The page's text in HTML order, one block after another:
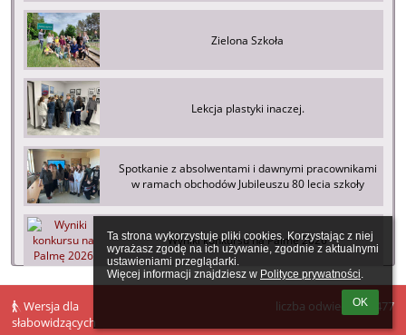
Ta strona wykorzystuje pliki cookies. Korzystając z niej
wyrażasz zgodę na ich używanie, zgodnie z aktualnymi
ustawieniami przeglądarki.
Więcej informacji znajdziesz w Polityce prywatności.
OK
Zielona Szkoła
Lekcja plastyki inaczej.
Spotkanie z absolwentami i dawnymi pracownikami
w ramach obchodów Jubileuszu 80 lecia szkoły
Wyniki konkursu na Palmę 2026
Wersja dla
słabowidzących
liczba odwiedzin: 4477